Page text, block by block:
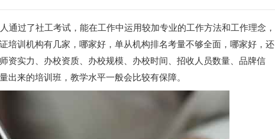
过了社工考试，能在工作中运用较加专业的工作方法和工作理念，
培训机构有几家，哪家好，单从机构排名考量不够全面，哪家好，还
资实力、办校资质、办校规模、办校时间、招收人员数量、品牌信
出来的培训班，教学水平一般会比较有保障。